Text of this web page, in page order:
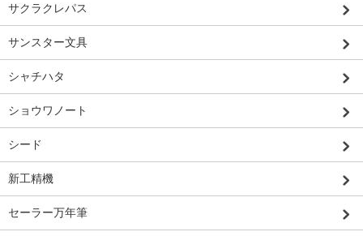
サクラクレパス
サンスター文具
シャチハタ
ショウワノート
シード
新工精機
セーラー万年筆